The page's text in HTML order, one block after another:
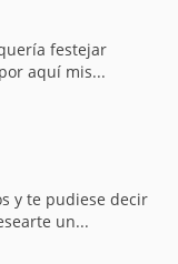
festejar
aquí mis...
y te pudiese decir
un...